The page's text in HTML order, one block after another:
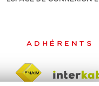
ADHÉRENTS